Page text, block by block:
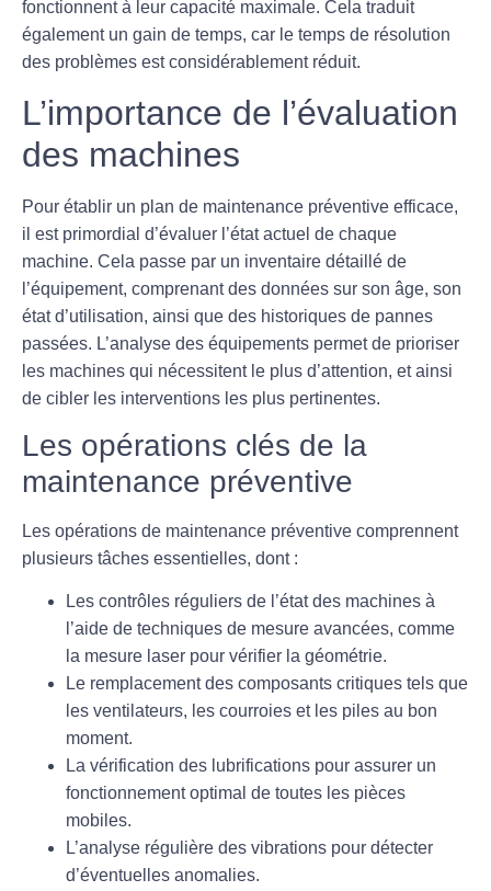
fonctionnent à leur capacité maximale. Cela traduit
également un gain de temps, car le temps de résolution
des problèmes est considérablement réduit.
L’importance de l’évaluation
des machines
Pour établir un plan de maintenance préventive efficace,
il est primordial d’évaluer l’état actuel de chaque
machine. Cela passe par un inventaire détaillé de
l’équipement, comprenant des données sur son âge, son
état d’utilisation, ainsi que des historiques de pannes
passées. L’analyse des équipements permet de prioriser
les machines qui nécessitent le plus d’attention, et ainsi
de cibler les interventions les plus pertinentes.
Les opérations clés de la
maintenance préventive
Les opérations de maintenance préventive comprennent
plusieurs tâches essentielles, dont :
Les contrôles réguliers de l’état des machines à
l’aide de techniques de mesure avancées, comme
la mesure laser pour vérifier la géométrie.
Le remplacement des composants critiques tels que
les ventilateurs, les courroies et les piles au bon
moment.
La vérification des lubrifications pour assurer un
fonctionnement optimal de toutes les pièces
mobiles.
L’analyse régulière des vibrations pour détecter
d’éventuelles anomalies.